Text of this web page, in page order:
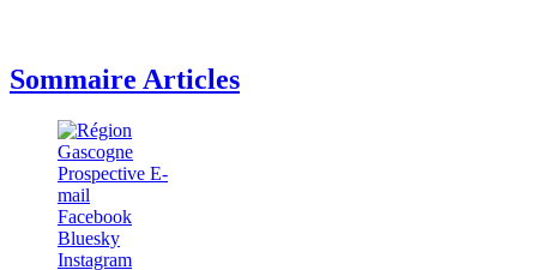
Sommaire Articles